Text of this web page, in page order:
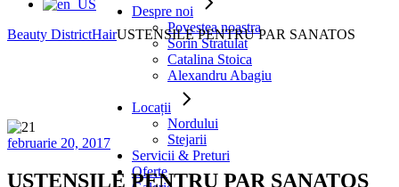
Despre noi
Povestea noastra
Sorin Stratulat
Catalina Stoica
Alexandru Abagiu
Locații
Nordului
Stejarii
Servicii & Preturi
Oferte
Beauty DistrictHairUSTENSILE PENTRU PAR SANATOS
februarie 20, 2017
USTENSILE PENTRU PAR SANATOS